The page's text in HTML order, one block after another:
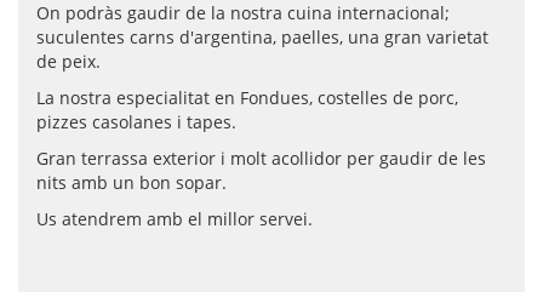
On podràs gaudir de la nostra cuina internacional;
suculentes carns d'argentina, paelles, una gran varietat
de peix.
La nostra especialitat en Fondues, costelles de porc,
pizzes casolanes i tapes.
Gran terrassa exterior i molt acollidor per gaudir de les
nits amb un bon sopar.
Us atendrem amb el millor servei.